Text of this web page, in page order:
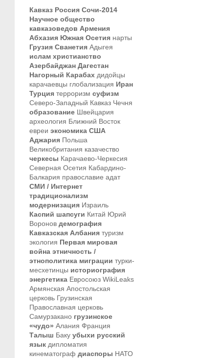
Кавказ Россия Сочи-2014
Научное общество
кавказоведов Армения
Абхазия Южная Осетия нарты
Грузия Сванетия Адыгея
ислам христианство
Азербайджан Дагестан
Нагорный Карабах дидойцы
карачаевцы глобализация Иран
Турция терроризм суфизм
Северо-Западный Кавказ Чечня
образование Швейцария
археология Ближний Восток
евреи экономика США
Аджария Польша
Великобритания казачество
черкесы Карачаево-Черкесия
Северная Осетия Кабардино-
Балкария православие адат
СМИ / Интернет
традиционализм
модернизация Израиль
Каспий шапсуги Китай Юрий
Воронов демография
Кавказская Албания туризм
экология Первая мировая
война этничность /
этнополитика миграции турки-
месхетинцы историография
энергетика Евросоюз WikiLeaks
Армянская Апостольская
церковь Грузинская
Православная церковь
Самурзакано грузинское
«чудо» Алания Франция
Талыш Баку убыхи русский
язык дипломатия
кинематограф диаспоры НАТО